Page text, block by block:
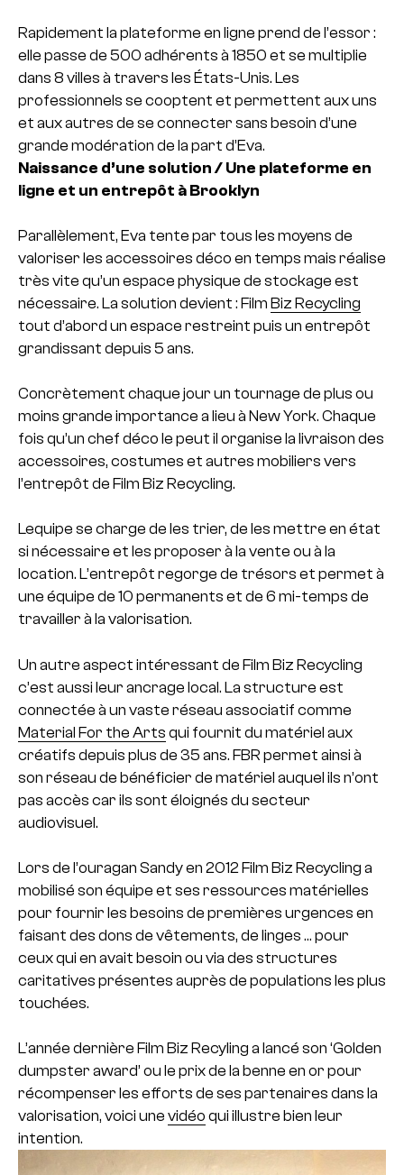
Rapidement la plateforme en ligne prend de l’essor :
elle passe de 500 adhérents à 1850 et se multiplie
dans 8 villes à travers les États-Unis. Les
professionnels se cooptent et permettent aux uns
et aux autres de se connecter sans besoin d’une
grande modération de la part d’Eva.
Naissance d’une solution / Une plateforme en
ligne et un entrepôt à Brooklyn
Parallèlement, Eva tente par tous les moyens de
valoriser les accessoires déco en temps mais réalise
très vite qu’un espace physique de stockage est
nécessaire. La solution devient : Film Biz Recycling
tout d’abord un espace restreint puis un entrepôt
grandissant depuis 5 ans.
Concrètement chaque jour un tournage de plus ou
moins grande importance a lieu à New York. Chaque
fois qu’un chef déco le peut il organise la livraison des
accessoires, costumes et autres mobiliers vers
l’entrepôt de Film Biz Recycling.
Lequipe se charge de les trier, de les mettre en état
si nécessaire et les proposer à la vente ou à la
location. L’entrepôt regorge de trésors et permet à
une équipe de 10 permanents et de 6 mi-temps de
travailler à la valorisation.
Un autre aspect intéressant de Film Biz Recycling
c’est aussi leur ancrage local. La structure est
connectée à un vaste réseau associatif comme
Material For the Arts qui fournit du matériel aux
créatifs depuis plus de 35 ans. FBR permet ainsi à
son réseau de bénéficier de matériel auquel ils n’ont
pas accès car ils sont éloignés du secteur
audiovisuel.
Lors de l’ouragan Sandy en 2012 Film Biz Recycling a
mobilisé son équipe et ses ressources matérielles
pour fournir les besoins de premières urgences en
faisant des dons de vêtements, de linges … pour
ceux qui en avait besoin ou via des structures
caritatives présentes auprès de populations les plus
touchées.
L’année dernière Film Biz Recyling a lancé son ‘Golden
dumpster award’ ou le prix de la benne en or pour
récompenser les efforts de ses partenaires dans la
valorisation, voici une vidéo qui illustre bien leur
intention.